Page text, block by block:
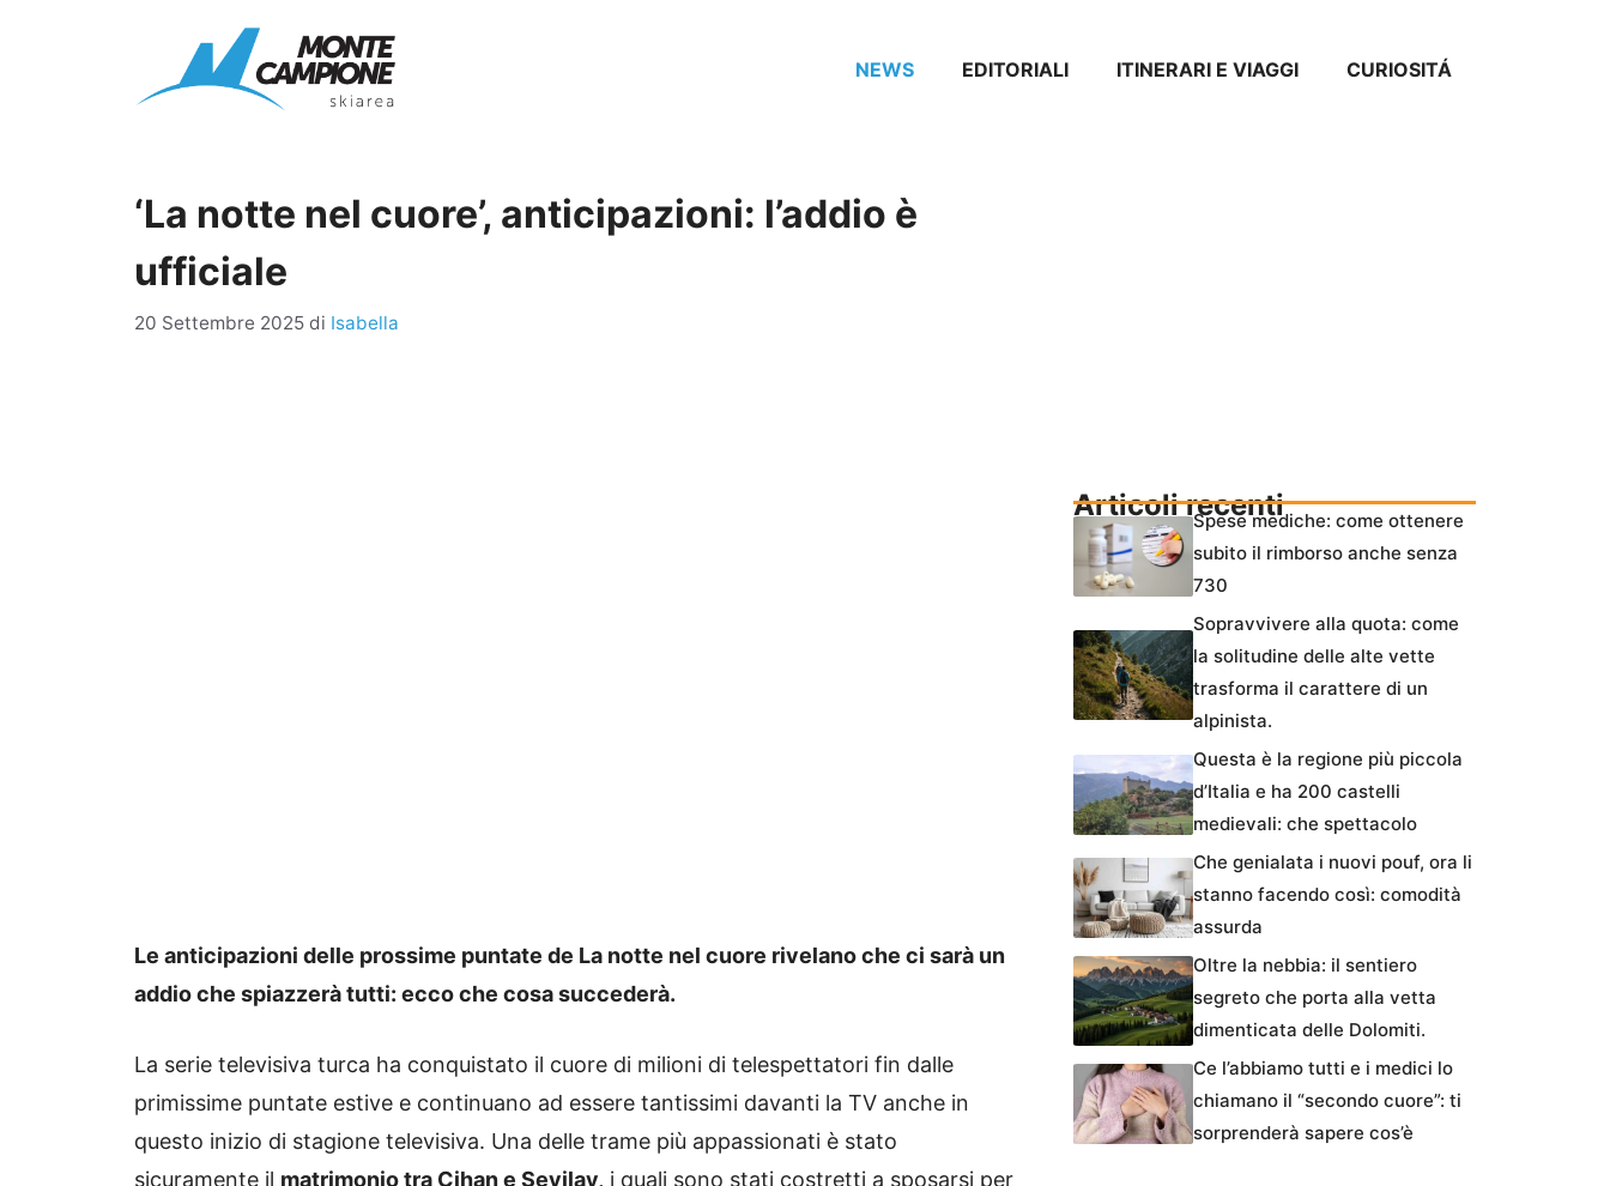
NEWS EDITORIALI ITINERARI E VIAGGI CURIOSITÁ
‘La notte nel cuore’, anticipazioni: l’addio è
ufficiale
20 Settembre 2025 di Isabella
Le anticipazioni delle prossime puntate de La notte nel cuore rivelano che ci sarà un
addio che spiazzerà tutti: ecco che cosa succederà.
La serie televisiva turca ha conquistato il cuore di milioni di telespettatori fin dalle
primissime puntate estive e continuano ad essere tantissimi davanti la TV anche in
questo inizio di stagione televisiva. Una delle trame più appassionati è stato
sicuramente il matrimonio tra Cihan e Sevilay, i quali sono stati costretti a sposarsi per
Articoli recentiSpese mediche: come ottenere
subito il rimborso anche senza
730
Sopravvivere alla quota: come
la solitudine delle alte vette
trasforma il carattere di un
alpinista.
Questa è la regione più piccola
d’Italia e ha 200 castelli
medievali: che spettacolo
Che genialata i nuovi pouf, ora li
stanno facendo così: comodità
assurda
Oltre la nebbia: il sentiero
segreto che porta alla vetta
dimenticata delle Dolomiti.
Ce l’abbiamo tutti e i medici lo
chiamano il “secondo cuore”: ti
sorprenderà sapere cos’è